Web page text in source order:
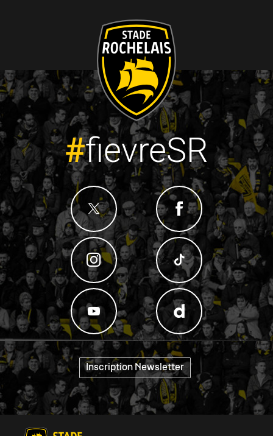
#fievreSR
Inscription Newsletter "